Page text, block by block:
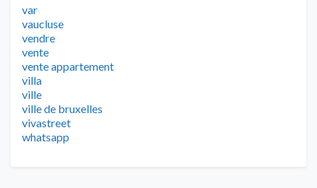
var
vaucluse
vendre
vente
vente appartement
villa
ville
ville de bruxelles
vivastreet
whatsapp